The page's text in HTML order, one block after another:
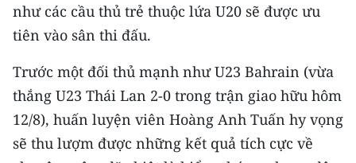
E-Magazine
Media Chính trị
Media Kinh tế
Media Văn hóa
như các cầu thủ trẻ thuộc lứa U20 sẽ được ưu
tiên vào sân thi đấu.
Trước một đối thủ mạnh như U23 Bahrain (vừa
thắng U23 Thái Lan 2-0 trong trận giao hữu hôm
12/8), huấn luyện viên Hoàng Anh Tuấn hy vọng
sẽ thu lượm được những kết quả tích cực về